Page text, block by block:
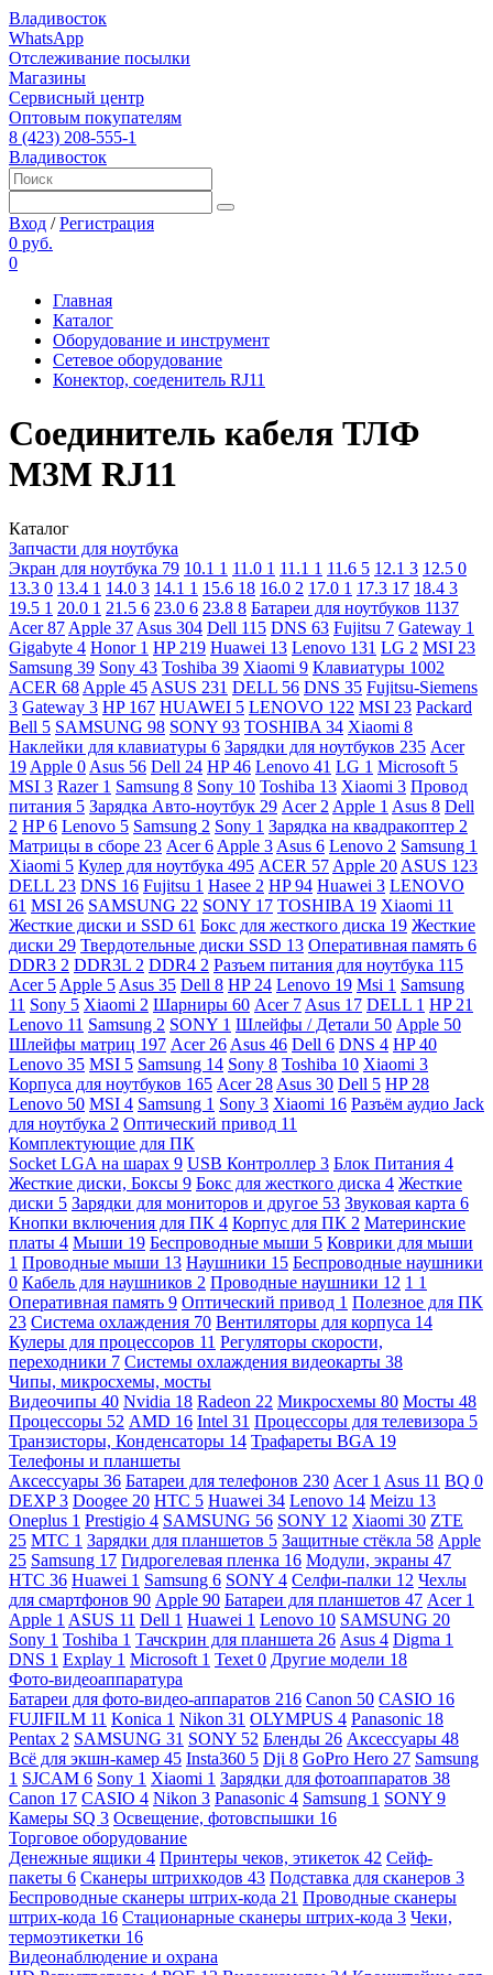
Владивосток
WhatsApp
Отслеживание посылки
Магазины
Сервисный центр
Оптовым покупателям
8 (423) 208-555-1
Владивосток
Вход /Регистрация
0 руб.
0
Главная
Каталог
Оборудование и инструмент
Сетевое оборудование
Конектор, соеденитель RJ11
Соединитель кабеля ТЛФ
М3М RJ11
Каталог
Запчасти для ноутбука
Экран для ноутбука 79 10.1 1 11.0 1 11.1 1 11.6 5 12.1 3 12.5 0
13.3 0 13.4 1 14.0 3 14.1 1 15.6 18 16.0 2 17.0 1 17.3 17 18.4 3
19.5 1 20.0 1 21.5 6 23.0 6 23.8 8 Батареи для ноутбуков 1137
Acer87 Apple 37 Asus 304 Dell 115 DNS 63 Fujitsu 7 Gateway 1
Gigabyte 4 Honor 1 HP 219 Huawei 13 Lenovo 131 LG 2 MSI 23
Samsung 39 Sony 43 Toshiba 39 Xiaomi 9 Клавиатуры 1002
ACER 68 Apple 45 ASUS 231 DELL 56 DNS 35 Fujitsu-Siemens
3 Gateway 3 HP 167 HUAWEI 5 LENOVO 122 MSI 23 Packard
Bell 5 SAMSUNG 98 SONY 93 TOSHIBA 34 Xiaomi 8
Наклейки для клавиатуры 6 Зарядки для ноутбуков 235 Acer
19 Apple 0 Asus 56 Dell 24 HP46 Lenovo 41 LG 1 Microsoft 5
MSI 3 Razer 1 Samsung 8 Sony 10 Toshiba 13 Xiaomi 3 Провод
питания 5 Зарядка Авто-ноутбук 29 Acer 2 Apple 1 Asus 8 Dell
2 HP6 Lenovo 5 Samsung 2 Sony 1 Зарядка на квадракоптер 2
Матрицы в сборе 23 Acer6 Apple 3 Asus 6 Lenovo 2 Samsung 1
Xiaomi 5 Кулер для ноутбука 495 ACER 57 Apple 20 ASUS 123
DELL 23 DNS 16 Fujitsu 1 Hasee 2 HP94 Huawei 3 LENOVO
61 MSI 26 SAMSUNG 22 SONY 17 TOSHIBA 19 Xiaomi 11
Жесткие диски и SSD 61 Бокс для жесткого диска 19 Жесткие
диски 29 Твердотельные диски SSD 13 Оперативная память 6
DDR3 2 DDR3L 2 DDR4 2 Разъем питания для ноутбука 115
Acer 5 Apple 5 Asus 35 Dell 8 HP 24 Lenovo 19 Msi 1 Samsung
11 Sony 5 Xiaomi 2 Шарниры 60 Acer 7 Asus 17 DELL 1 HP 21
Lenovo 11 Samsung 2 SONY 1 Шлейфы / Детали 50 Apple 50
Шлейфы матриц 197 Acer 26 Asus 46 Dell 6 DNS 4 HP40
Lenovo 35 MSI 5 Samsung 14 Sony 8 Toshiba 10 Xiaomi 3
Корпуса для ноутбуков 165 Acer 28 Asus 30 Dell 5 HP 28
Lenovo 50 MSI 4 Samsung 1 Sony 3 Xiaomi 16 Разъём аудио Jack
для ноутбука 2 Оптический привод 11
Комплектующие для ПК
Socket LGA на шарах 9 USB Контроллер 3 Блок Питания 4
Жесткие диски, Боксы 9 Бокс для жесткого диска 4 Жесткие
диски 5 Зарядки для мониторов и другое 53 Звуковая карта 6
Кнопки включения для ПК 4 Корпус для ПК 2 Материнские
платы 4 Мыши 19 Беспроводные мыши 5 Коврики для мыши
1 Проводные мыши 13 Наушники 15 Беспроводные наушники
0 Кабель для наушников 2 Проводные наушники 12 1 1
Оперативная память 9 Оптический привод 1 Полезное для ПК
23 Система охлаждения 70 Вентиляторы для корпуса 14
Кулеры для процессоров 11 Регуляторы скорости,
переходники 7 Системы охлаждения видеокарты 38
Чипы, микросхемы, мосты
Видеочипы 40 Nvidia 18 Radeon 22 Микросхемы 80 Мосты 48
Процессоры 52 AMD 16 Intel 31 Процессоры для телевизора 5
Транзисторы, Конденсаторы 14 Трафареты BGA 19
Телефоны и планшеты
Аксессуары 36 Батареи для телефонов 230 Acer 1 Asus 11 BQ 0
DEXP3 Doogee 20 HTC 5 Huawei 34 Lenovo 14 Meizu 13
Oneplus 1 Prestigio 4 SAMSUNG 56 SONY 12 Xiaomi 30 ZTE
25 МТС 1 Зарядки для планшетов 5 Защитные стёкла 58 Apple
25 Samsung 17 Гидрогелевая пленка 16 Модули, экраны 47
HTC 36 Huawei 1 Samsung 6 SONY 4 Селфи-палки 12 Чехлы
для смартфонов 90 Apple 90 Батареи для планшетов 47 Acer 1
Apple 1 ASUS 11 Dell 1 Huawei 1 Lenovo 10 SAMSUNG 20
Sony 1 Toshiba 1 Тачскрин для планшета 26 Asus 4 Digma 1
DNS 1 Explay 1 Microsoft 1 Texet 0 Другие модели 18
Фото-видеоаппаратура
Батареи для фото-видео-аппаратов 216 Canon 50 CASIO 16
FUJIFILM 11 Konica 1 Nikon 31 OLYMPUS 4 Panasonic 18
Pentax 2 SAMSUNG 31 SONY 52 Бленды 26 Аксессуары 48
Всё для экшн-камер 45 Insta360 5 Dji 8 GoPro Hero 27 Samsung
1 SJCAM 6 Sony 1 Xiaomi 1 Зарядки для фотоаппаратов 38
Canon 17 CASIO 4 Nikon 3 Panasonic 4 Samsung 1 SONY 9
Камеры SQ 3 Освещение, фотовспышки 16
Торговое оборудование
Денежные ящики 4 Принтеры чеков, этикеток 42 Сейф-
пакеты 6 Сканеры штрихкодов 43 Подставка для сканеров 3
Беспроводные сканеры штрих-кода 21 Проводные сканеры
штрих-кода 16 Стационарные сканеры штрих-кода 3 Чеки,
термоэтикетки 16
Видеонаблюдение и охрана